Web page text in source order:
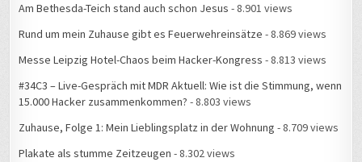
Am Bethesda-Teich stand auch schon Jesus - 8.901 views
Rund um mein Zuhause gibt es Feuerwehreinsätze - 8.869 views
Messe Leipzig Hotel-Chaos beim Hacker-Kongress - 8.813 views
#34C3 – Live-Gespräch mit MDR Aktuell: Wie ist die Stimmung, wenn
15.000 Hacker zusammenkommen? - 8.803 views
Zuhause, Folge 1: Mein Lieblingsplatz in der Wohnung - 8.709 views
Plakate als stumme Zeitzeugen - 8.302 views